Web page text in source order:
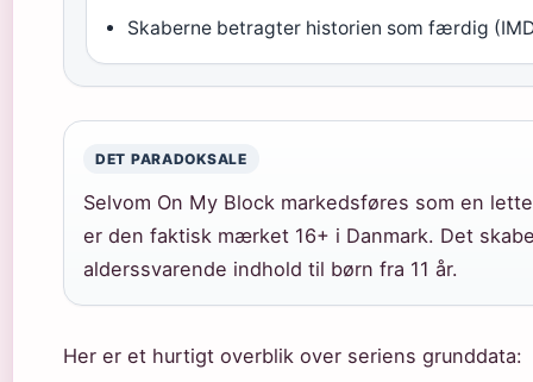
Skaberne betragter historien som færdig
DET PARADOKSALE
Selvom On My Block markedsføres som en
er den faktisk mærket 16+ i Danmark. Det
alderssvarende indhold til børn fra 11 år.
Her er et hurtigt overblik over seriens grunddata: